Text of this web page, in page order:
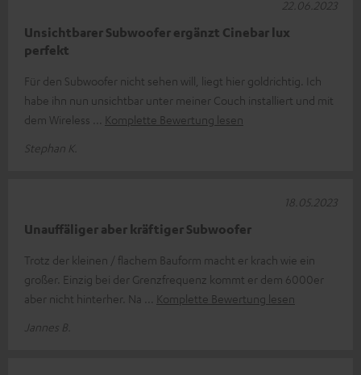
Unsichtbarer Subwoofer ergänzt Cinebar lux
perfekt
Für den Subwoofer nicht sehen will, liegt hier goldrichtig. Ich
habe ihn nun unsichtbar unter meiner Couch installiert und mit
dem Wireless
Komplette Bewertung lesen
Stephan K.
22.06.2023
Unauffäliger aber kräftiger Subwoofer
Trotz der kleinen / flachem Bauform macht er krach wie ein
großer. Einzig bei der Grenzfrequenz kommt er dem 6000er
aber nicht hinterher. Na
Komplette Bewertung lesen
Jannes B.
18.05.2023